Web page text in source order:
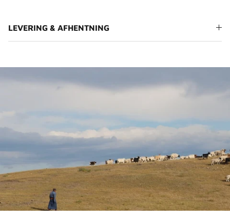
LEVERING & AFHENTNING